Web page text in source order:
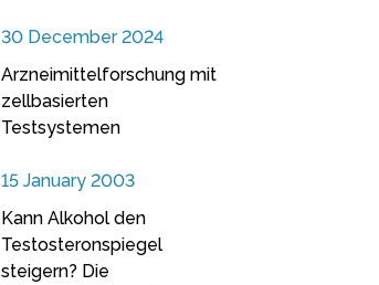
30 December 2024
Arzneimittelforschung mit
zellbasierten
Testsystemen
15 January 2003
Kann Alkohol den
Testosteronspiegel
steigern? Die